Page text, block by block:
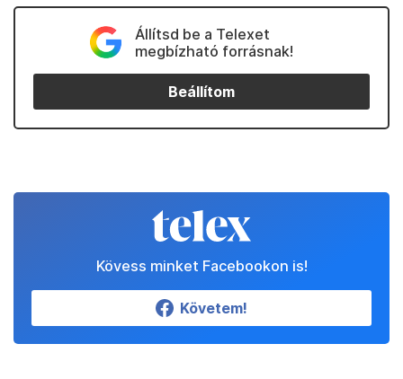
Állítsd be a Telexet
megbízható forrásnak!
Beállítom
Kövess minket Facebookon is!
Követem!